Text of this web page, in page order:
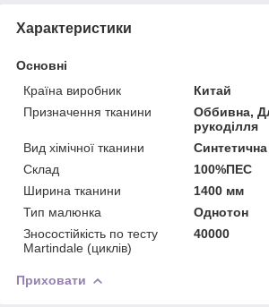
Характеристики
Основні
Країна виробник
Китай
Призначення тканини
Оббивна,
рукоділля
Вид хімічної тканини
Синтетична
Склад
100%ПЕС
Ширина тканини
1400 мм
Тип малюнка
Однотон
Зносостійкість по тесту
Martindale (циклів)
40000
Приховати